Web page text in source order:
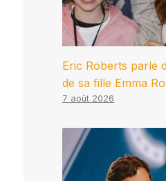
Eric Roberts parle
de sa fille Emma
7 août 2026